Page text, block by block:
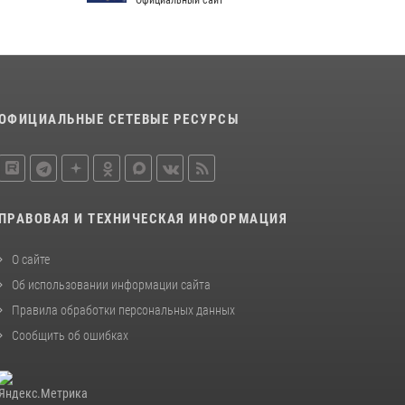
Начальник Управления Росгвардии по
поэзии в «Тарханах»
СЕТЕВЫЕ РЕСУРСЫ
ПРАВОВАЯ И ТЕХНИЧЕСКАЯ ИНФОРМАЦИЯ
О сайте
Об использовании информации сайта
Правила обработки персональных данных
Сообщить об ошибках